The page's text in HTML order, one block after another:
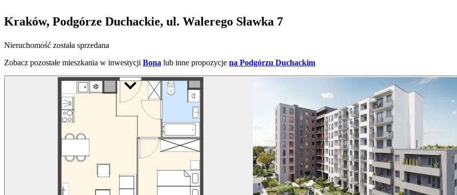
Kraków, Podgórze Duchackie, ul. Walerego Sławka 7
Nieruchomość została sprzedana
Zobacz pozostałe mieszkania w inwestycji Bona lub inne propozycje na Podgórzu Duchackim